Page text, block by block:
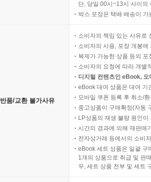
단, 당일 00시~13시 사이의
박스 포장은 택배 배송이
반품/교환 불가사유
소비자의 책임 있는 사유로
소비자의 사용, 포장 개봉
복제가 가능한 상품 등의
소비자의 요청에 따라 개별
디지털 컨텐츠인 eBook,
eBook 대여 상품은 대여 기
모바일 쿠폰 등록 후 취소/
중고상품이 구매확정(자동
LP상품의 재생 불량 원인
시간의 경과에 의해 재판매
전자상거래 등에서의 소비
eBook 세트 상품은 일괄 구
1개의 상품으로 취급 및 판
우, 세트 상품 전부 및 세트